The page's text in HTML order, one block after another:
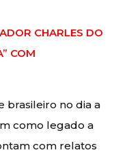
CHARLES DO
COM
brasileiro no dia a
como legado a
com relatos